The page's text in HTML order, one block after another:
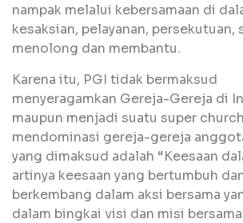
nampak melalui kebersamaan di
kesaksian, pelayanan, persekutuan,
menolong dan membantu.
Karena itu, PGI tidak bermaksud
menyeragamkan Gereja-Gereja di
maupun menjadi suatu super
mendominasi gereja-gereja
yang dimaksud adalah “Keesaan
artinya keesaan yang bertumbuh
berkembang dalam aksi bersama
dalam bingkai visi dan misi